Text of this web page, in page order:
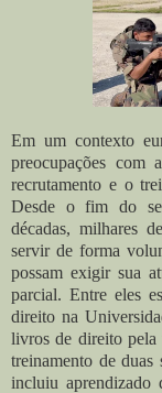
Em um contexto
preocupações com
recrutamento e o
Desde o fim do
décadas, milhares
servir de forma
possam exigir sua
parcial. Entre eles
direito na
livros de direito pela
treinamento de duas
incluiu aprendizado